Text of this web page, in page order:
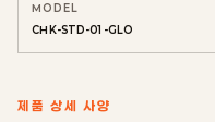
MODEL
CHK-STD-01-GLO
제품 상세 사양